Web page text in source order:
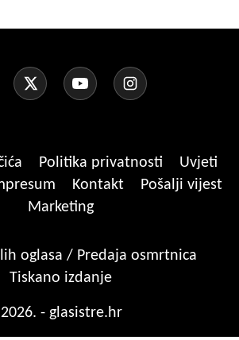
Politika privatnosti
Uvjeti
Kontakt
Pošalji vijest
Marketing
oglasa / Predaja osmrtnica
Tiskano izdanje
2026. - glasistre.hr